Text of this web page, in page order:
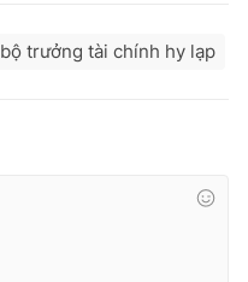
bộ trưởng tài chính hy lạp